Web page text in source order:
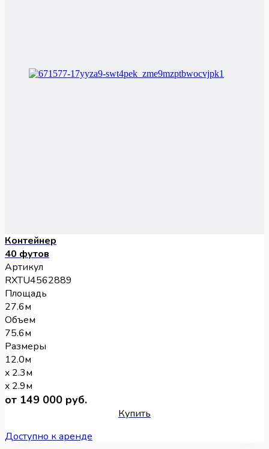
Контейнер
40 футов
Артикул
RXTU4562889
Площадь
27.6м
Объем
75.6м
Размеры
12.0м
x 2.3м
x 2.9м
от 149 000 руб.
Купить
Доступно к аренде